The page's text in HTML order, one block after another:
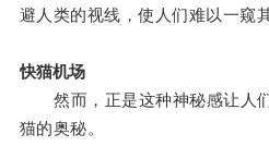
避人类的视线，使人们难以一窥
快猫机场
然而，正是这种神秘感让人
猫的奥秘。